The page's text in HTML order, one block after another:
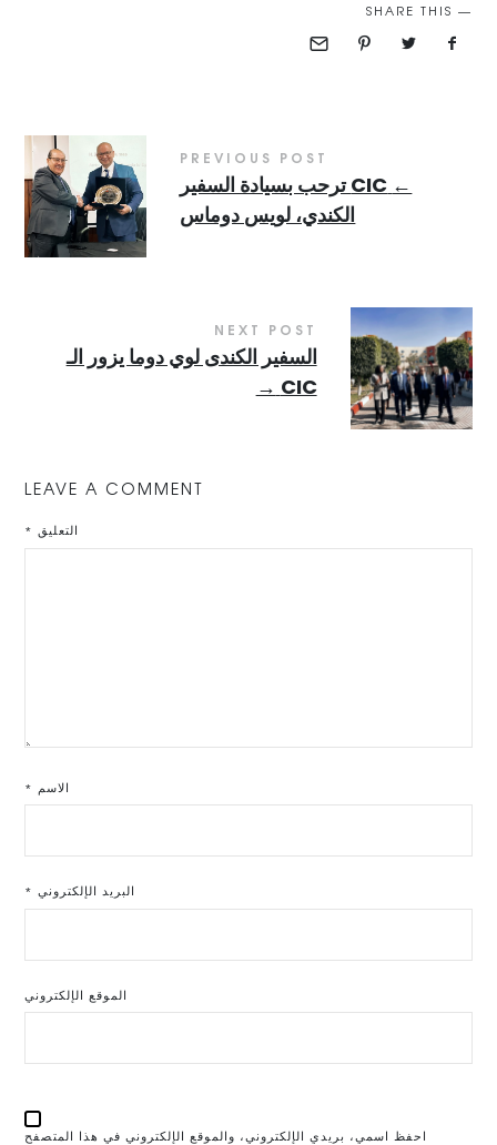
SHARE THIS
PREVIOUS POST
←
CIC ترحب بسيادة السفير
الكندي، لويس دوماس
NEXT POST
السفير الكندى لوي دوما يزور الـ
CIC
→
LEAVE A COMMENT
التعليق *
الاسم *
البريد الإلكتروني *
الموقع الإلكتروني
احفظ اسمي، بريدي الإلكتروني، والموقع الإلكتروني في هذا المتصفح